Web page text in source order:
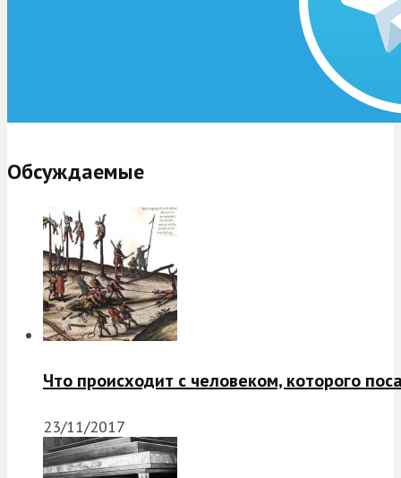
Обсуждаемые
Что происходит с человеком, которого
23/11/2017